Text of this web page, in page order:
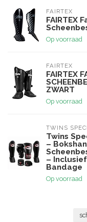
FAIRTEX
FAIRTEX
Op voorraad
FAIRTEX
FAIRTEX
ZWART
Op voorraad
TWINS
Twins
–
–
Bandage
Op voorraad